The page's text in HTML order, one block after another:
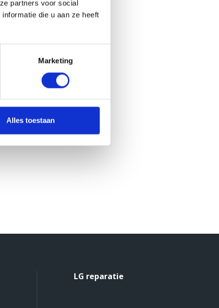
partners voor social
die u aan ze heeft
Marketing
Alles toestaan
LG reparatie